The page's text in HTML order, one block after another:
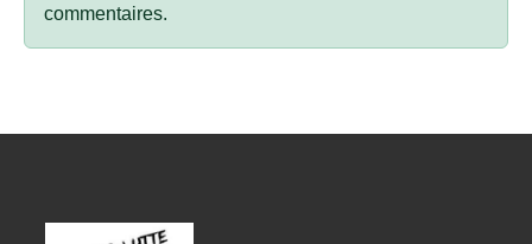
commentaires.